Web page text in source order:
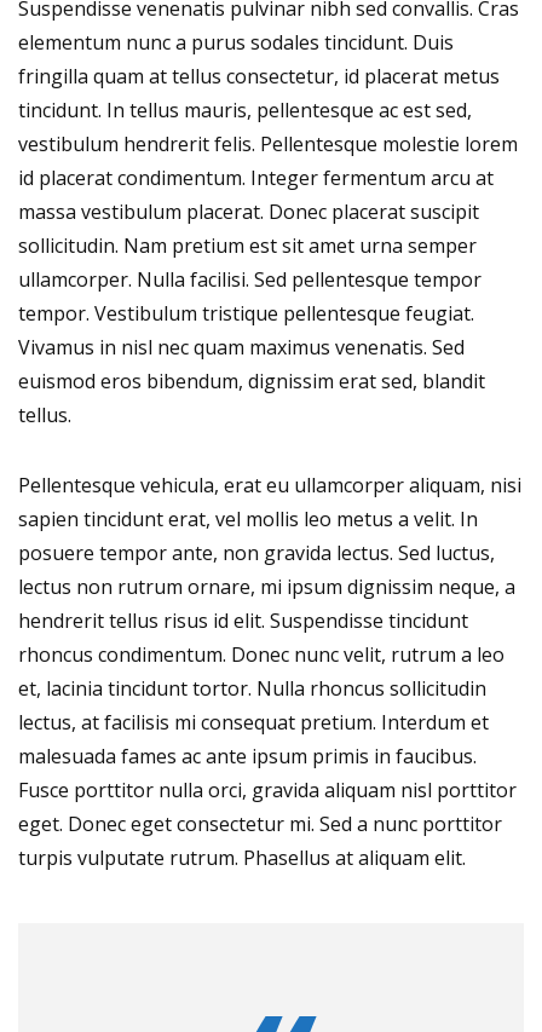
Suspendisse venenatis pulvinar nibh sed convallis. Cras
elementum nunc a purus sodales tincidunt. Duis
fringilla quam at tellus consectetur, id placerat metus
tincidunt. In tellus mauris, pellentesque ac est sed,
vestibulum hendrerit felis. Pellentesque molestie lorem
id placerat condimentum. Integer fermentum arcu at
massa vestibulum placerat. Donec placerat suscipit
sollicitudin. Nam pretium est sit amet urna semper
ullamcorper. Nulla facilisi. Sed pellentesque tempor
tempor. Vestibulum tristique pellentesque feugiat.
Vivamus in nisl nec quam maximus venenatis. Sed
euismod eros bibendum, dignissim erat sed, blandit
tellus.
Pellentesque vehicula, erat eu ullamcorper aliquam, nisi
sapien tincidunt erat, vel mollis leo metus a velit. In
posuere tempor ante, non gravida lectus. Sed luctus,
lectus non rutrum ornare, mi ipsum dignissim neque, a
hendrerit tellus risus id elit. Suspendisse tincidunt
rhoncus condimentum. Donec nunc velit, rutrum a leo
et, lacinia tincidunt tortor. Nulla rhoncus sollicitudin
lectus, at facilisis mi consequat pretium. Interdum et
malesuada fames ac ante ipsum primis in faucibus.
Fusce porttitor nulla orci, gravida aliquam nisl porttitor
eget. Donec eget consectetur mi. Sed a nunc porttitor
turpis vulputate rutrum. Phasellus at aliquam elit.